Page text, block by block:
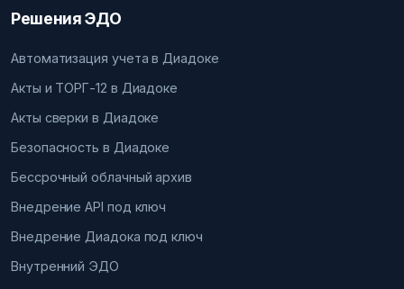
Решения ЭДО
Автоматизация учета в Диадоке
Акты и ТОРГ-12 в Диадоке
Акты сверки в Диадоке
Безопасность в Диадоке
Бессрочный облачный архив
Внедрение API под ключ
Внедрение Диадока под ключ
Внутренний ЭДО